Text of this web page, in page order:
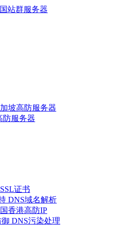
站群服务器
坡高防服务器
防服务器
SSL证书
DNS域名解析
香港高防IP
DNS污染处理